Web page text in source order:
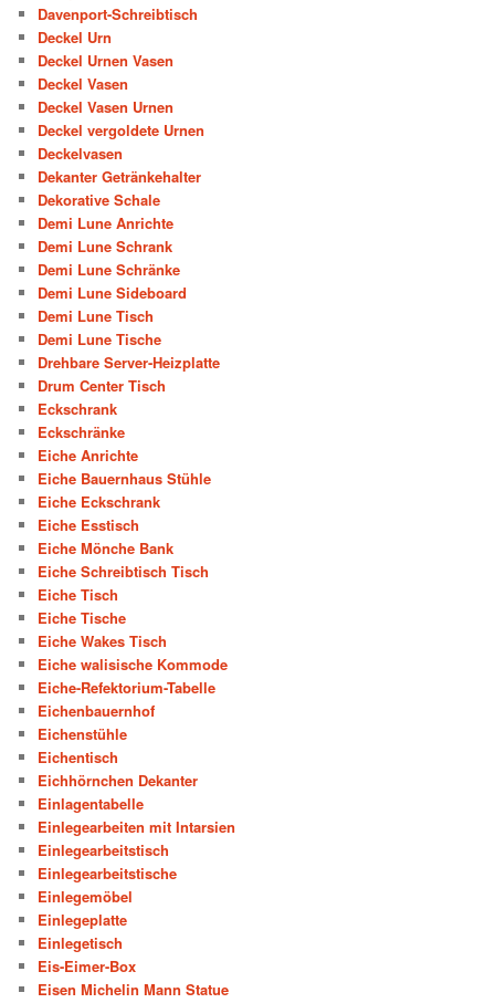
Davenport-Schreibtisch
Deckel Urn
Deckel Urnen Vasen
Deckel Vasen
Deckel Vasen Urnen
Deckel vergoldete Urnen
Deckelvasen
Dekanter Getränkehalter
Dekorative Schale
Demi Lune Anrichte
Demi Lune Schrank
Demi Lune Schränke
Demi Lune Sideboard
Demi Lune Tisch
Demi Lune Tische
Drehbare Server-Heizplatte
Drum Center Tisch
Eckschrank
Eckschränke
Eiche Anrichte
Eiche Bauernhaus Stühle
Eiche Eckschrank
Eiche Esstisch
Eiche Mönche Bank
Eiche Schreibtisch Tisch
Eiche Tisch
Eiche Tische
Eiche Wakes Tisch
Eiche walisische Kommode
Eiche-Refektorium-Tabelle
Eichenbauernhof
Eichenstühle
Eichentisch
Eichhörnchen Dekanter
Einlagentabelle
Einlegearbeiten mit Intarsien
Einlegearbeitstisch
Einlegearbeitstische
Einlegemöbel
Einlegeplatte
Einlegetisch
Eis-Eimer-Box
Eisen Michelin Mann Statue